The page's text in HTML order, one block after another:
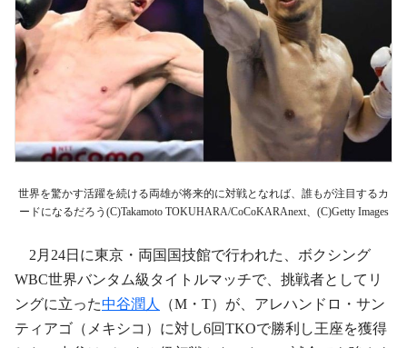
世界を驚かす活躍を続ける両雄が将来的に対戦となれば、誰もが注目するカ
ードになるだろう(C)Takamoto TOKUHARA/CoCoKARAnext、(C)Getty Images
2月24日に東京・両国国技館で行われた、ボクシング
WBC世界バンタム級タイトルマッチで、挑戦者としてリ
ングに立った中谷潤人
（M・T）が、アレハンドロ・サン
ティアゴ（メキシコ）に対し6回TKOで勝利し王座を獲得